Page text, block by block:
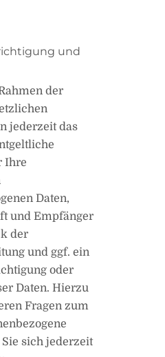
und
der
jederzeit das
Ihre
Daten,
und Empfänger
der
und ggf. ein
oder
Daten. Hierzu
Fragen zum
sich jederzeit